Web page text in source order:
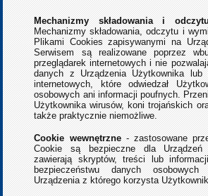
Mechanizmy składowania i
Mechanizmy składowania, odczytu i
Plikami Cookies zapisywanymi na
Serwisem są realizowane poprzez
przeglądarek internetowych i nie
danych z Urządzenia Użytkownika lub
internetowych, które odwiedzał
osobowych ani informacji poufnych.
Użytkownika wirusów, koni trojańskich
także praktycznie niemożliwe.
Cookie wewnętrzne- zastosowane
Cookie są bezpieczne dla
zawierają skryptów, treści lub
bezpieczeństwu danych
Urządzenia z którego korzysta Użytkownik.